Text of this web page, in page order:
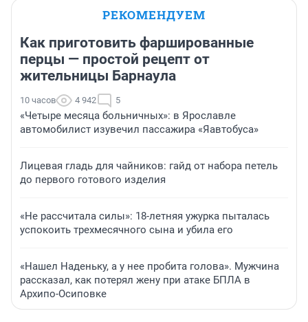
РЕКОМЕНДУЕМ
Как приготовить фаршированные
перцы — простой рецепт от
жительницы Барнаула
10 часов 4 942 5
«Четыре месяца больничных»: в Ярославле
автомобилист изувечил пассажира «Яавтобуса»
Лицевая гладь для чайников: гайд от набора петель
до первого готового изделия
«Не рассчитала силы»: 18-летняя ужурка пыталась
успокоить трехмесячного сына и убила его
«Нашел Наденьку, а у нее пробита голова». Мужчина
рассказал, как потерял жену при атаке БПЛА в
Архипо-Осиповке